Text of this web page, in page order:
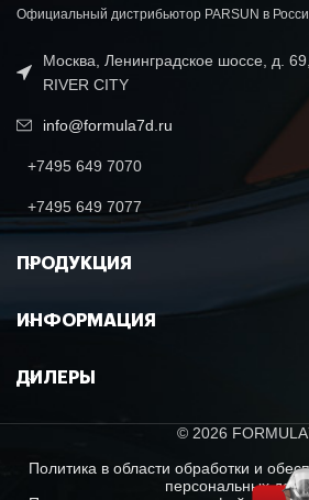
Официальный дистрибьютор PARSUN в
Москва, Ленинградское шоссе, д.
RIVER CITY
info@formula7d.ru
+7495 649 7070
+7495 649 7077
ПРОДУКЦИЯ
ИНФОРМАЦИЯ
ДИЛЕРЫ
© 2026
Политика в области обработки и
персональных